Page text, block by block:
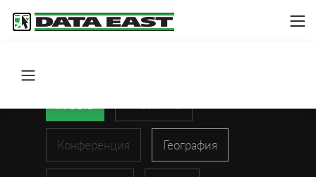
Конференция География